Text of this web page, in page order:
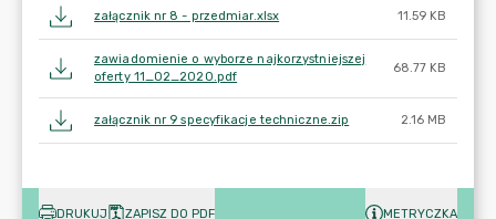
załącznik nr 8 - przedmiar.xlsx 11.59 KB
zawiadomienie o wyborze najkorzystniejszej
oferty 11_02_2020.pdf
68.77 KB
załącznik nr 9 specyfikacje techniczne.zip 2.16 MB
DRUKUJ ZAPISZ DO PDF METRYCZKA